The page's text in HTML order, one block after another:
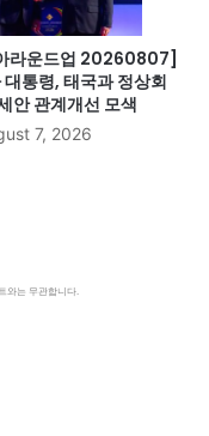
라운드업 20260807]
대통령, 태국과 정상회
안 관계개선 모색
7, 2026
와는 무관합니다.